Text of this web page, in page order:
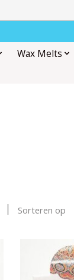
Wax Melts
Sorteren op